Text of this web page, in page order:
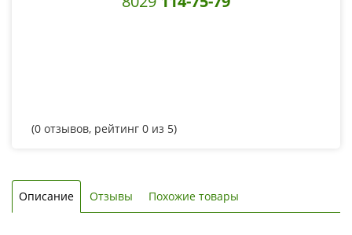
(0 отзывов, рейтинг 0 из 5)
Описание Отзывы Похожие товары